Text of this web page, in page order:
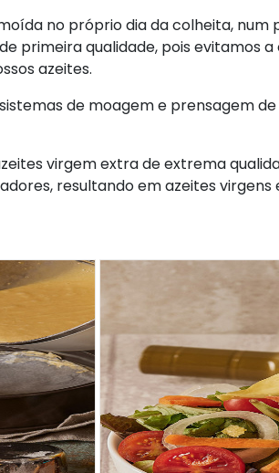
no próprio dia da colheita,
primeira qualidade, pois evitamos
azeites.
de moagem e prensagem
virgem extra de extrema
resultando em azeites